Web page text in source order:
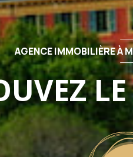
AGENCE IMMOBILIÈRE À